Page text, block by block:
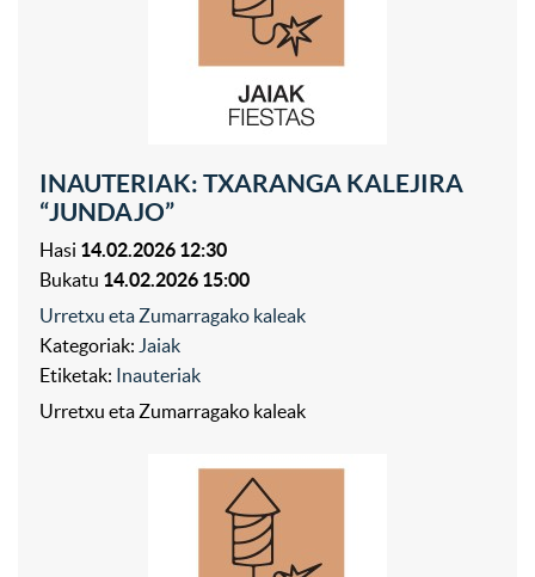
INAUTERIAK: TXARANGA KALEJIRA
“JUNDAJO”
Hasi 14.02.2026 12:30
Bukatu 14.02.2026 15:00
Urretxu eta Zumarragako kaleak
Kategoriak: Jaiak
Etiketak: Inauteriak
Urretxu eta Zumarragako kaleak